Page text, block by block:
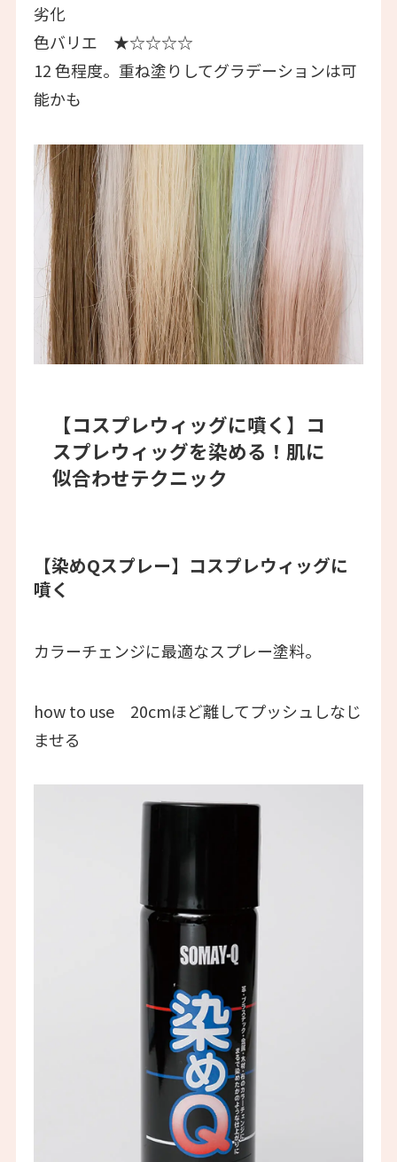
劣化
色バリエ ★☆☆☆☆
12 色程度。重ね塗りしてグラデーションは可
能かも
【コスプレウィッグに噴く】 コ
スプレウィッグを染める！肌に
似合わせテクニック
【染めQスプレー】 コスプレウィッグに
噴く
カラーチェンジに最適なスプレー塗料。
how to use 20cmほど離してプッシュしなじ
ませる